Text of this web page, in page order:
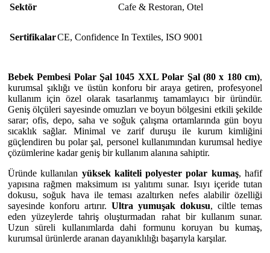
Sektör Cafe & Restoran, Otel
SertifikalarCE, Confidence In Textiles, ISO 9001
Bebek Pembesi Polar Şal 1045 XXL Polar Şal (80 x 180 cm),
kurumsal şıklığı ve üstün konforu bir araya getiren, profesyonel
kullanım için özel olarak tasarlanmış tamamlayıcı bir üründür.
Geniş ölçüleri sayesinde omuzları ve boyun bölgesini etkili şekilde
sarar; ofis, depo, saha ve soğuk çalışma ortamlarında gün boyu
sıcaklık sağlar. Minimal ve zarif duruşu ile kurum kimliğini
güçlendiren bu polar şal, personel kullanımından kurumsal hediye
çözümlerine kadar geniş bir kullanım alanına sahiptir.
Üründe kullanılan yüksek kaliteli polyester polar kumaş, hafif
yapısına rağmen maksimum ısı yalıtımı sunar. Isıyı içeride tutan
dokusu, soğuk hava ile teması azaltırken nefes alabilir özelliği
sayesinde konforu artırır. Ultra yumuşak dokusu, ciltle temas
eden yüzeylerde tahriş oluşturmadan rahat bir kullanım sunar.
Uzun süreli kullanımlarda dahi formunu koruyan bu kumaş,
kurumsal ürünlerde aranan dayanıklılığı başarıyla karşılar.